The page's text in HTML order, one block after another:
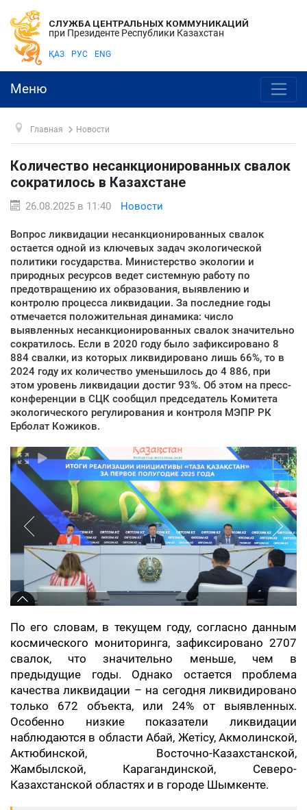
СЛУЖБА ЦЕНТРАЛЬНЫХ КОММУНИКАЦИЙ
при Президенте Республики Казахстан
ҚАЗ РУС ENG
Меню
Главная Новости
Количество несанкционированных свалок
сократилось в Казахстане
26.08.2025 в 11:40 Новости
Вопрос ликвидации несанкционированных свалок
остается одной из ключевых задач экологической
политики государства. Министерство экологии и
природных ресурсов ведет системную работу по
предотвращению их образования, выявлению и
контролю процесса ликвидации. За последние годы
отмечается положительная динамика: число
выявленных несанкционированных свалок значительно
сократилось. Если в 2020 году было зафиксировано 8
884 свалки, из которых ликвидировано лишь 66%, то в
2024 году их количество уменьшилось до 4 886, при
этом уровень ликвидации достиг 93%. Об этом на пресс-
конференции в СЦК сообщил председатель Комитета
экологического регулирования и контроля МЭПР РК
Ерболат Кожиков.
По его словам, в текущем году, согласно данным
космического мониторинга, зафиксировано 2707
свалок, что значительно меньше, чем в
предыдущие годы. Однако остается проблема
качества ликвидации – на сегодня ликвидировано
только 672 объекта, или 24% от выявленных.
Особенно низкие показатели ликвидации
наблюдаются в области Абай, Жетісу, Акмолинской,
Актюбинской, Восточно-Казахстанской,
Жамбылской, Карагандинской, Северо-
Казахстанской областях и в городе Шымкенте.